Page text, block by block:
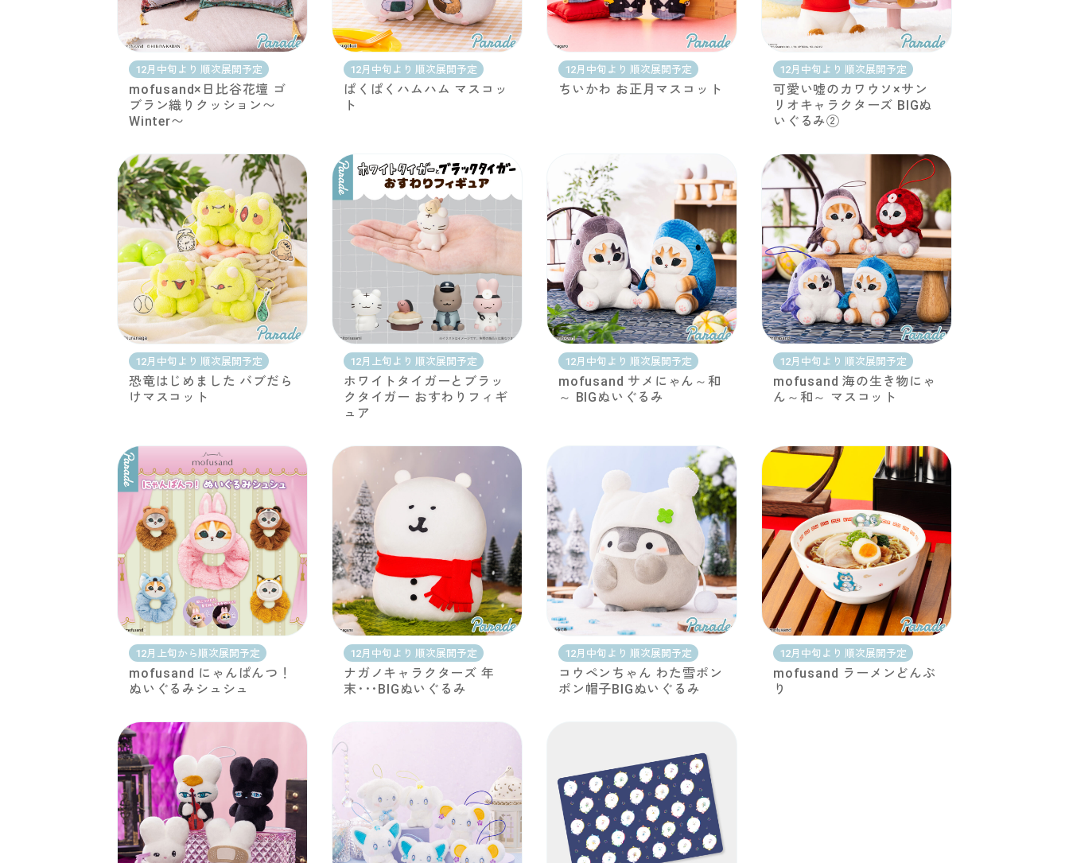
12月中旬より 順次展開予定
mofusand×日比谷花壇 ゴ
ブラン織りクッション〜
Winter〜
12月中旬より 順次展開予定
ぱくぱくハムハム マスコッ
ト
12月中旬より 順次展開予定
ちいかわ お正月マスコット
12月中旬より 順次展開予定
可愛い嘘のカワウソ×サン
リオキャラクターズ BIGぬ
いぐるみ②
12月中旬より 順次展開予定
恐竜はじめました バブだら
けマスコット
12月上旬より 順次展開予定
ホワイトタイガーとブラッ
クタイガー おすわりフィギ
ュア
12月中旬より 順次展開予定
mofusand サメにゃん～和
～ BIGぬいぐるみ
12月中旬より 順次展開予定
mofusand 海の生き物にゃ
ん～和～ マスコット
12月上旬から順次展開予定
mofusand にゃんぱんつ！
ぬいぐるみシュシュ
12月中旬より 順次展開予定
ナガノキャラクターズ 年
末･･･BIGぬいぐるみ
12月中旬より 順次展開予定
コウペンちゃん わた雪ポン
ポン帽子BIGぬいぐるみ
12月中旬より 順次展開予定
mofusand ラーメンどんぶ
り